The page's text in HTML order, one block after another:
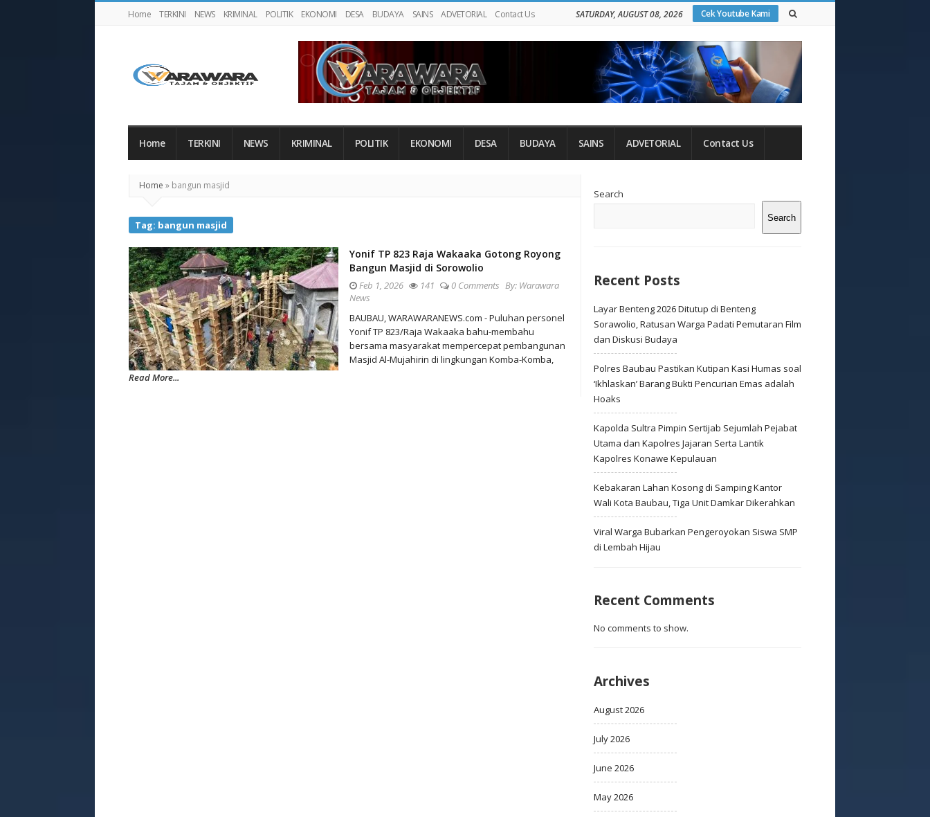
Home TERKINI NEWS KRIMINAL POLITIK EKONOMI DESA BUDAYA SAINS ADVETORIAL Contact Us Cek Youtube Kami
SATURDAY, AUGUST 08, 2026
Home TERKINI NEWS KRIMINAL POLITIK EKONOMI DESA BUDAYA SAINS ADVETORIAL Contact Us
Home » bangun masjid
Tag: bangun masjid
Yonif TP 823 Raja Wakaaka Gotong Royong
Bangun Masjid di Sorowolio
Feb 1, 2026 141 0 Comments By: Warawara
News
BAUBAU, WARAWARANEWS.com - Puluhan personel
Yonif TP 823/Raja Wakaaka bahu-membahu
bersama masyarakat mempercepat pembangunan
Masjid Al-Mujahirin di lingkungan Komba-Komba,
Read More...
Sidebar
Search
Search
Recent Posts
Layar Benteng 2026 Ditutup di Benteng
Sorawolio, Ratusan Warga Padati Pemutaran Film
dan Diskusi Budaya
Polres Baubau Pastikan Kutipan Kasi Humas soal
‘Ikhlaskan’ Barang Bukti Pencurian Emas adalah
Hoaks
Kapolda Sultra Pimpin Sertijab Sejumlah Pejabat
Utama dan Kapolres Jajaran Serta Lantik
Kapolres Konawe Kepulauan
Kebakaran Lahan Kosong di Samping Kantor
Wali Kota Baubau, Tiga Unit Damkar Dikerahkan
Viral Warga Bubarkan Pengeroyokan Siswa SMP
di Lembah Hijau
Recent Comments
No comments to show.
Archives
August 2026
July 2026
June 2026
May 2026